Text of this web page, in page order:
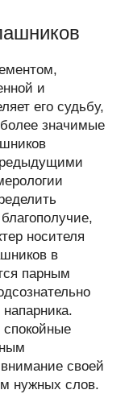
и
его судьбу,
значимые
носителя
в
парным
своей
нужных слов.